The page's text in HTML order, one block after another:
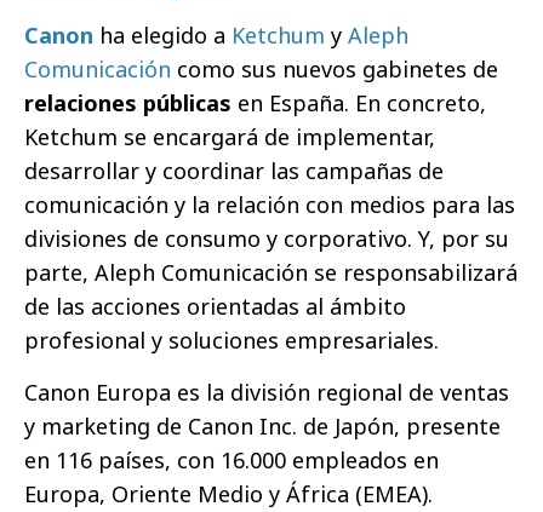
Canon ha elegido a Ketchum y Aleph
Comunicación como sus nuevos gabinetes de
relaciones públicas en España. En concreto,
Ketchum se encargará de implementar,
desarrollar y coordinar las campañas de
comunicación y la relación con medios para las
divisiones de consumo y corporativo. Y, por su
parte, Aleph Comunicación se responsabilizará
de las acciones orientadas al ámbito
profesional y soluciones empresariales.
Canon Europa es la división regional de ventas
y marketing de Canon Inc. de Japón, presente
en 116 países, con 16.000 empleados en
Europa, Oriente Medio y África (EMEA).